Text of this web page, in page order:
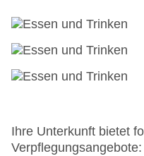
Ihre Unterkunft bietet
Verpflegungsangebote: